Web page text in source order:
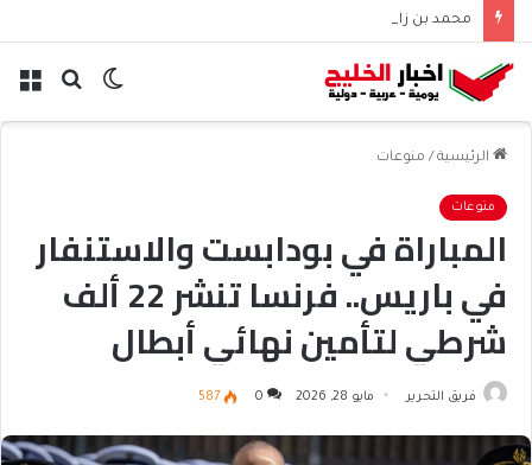
بحث الوضع
الرئيسية / منوعات
منوعات
المباراة في بودابست والاستنفار
في باريس.. فرنسا تنشر 22 ألف
شرطي لتأمين نهائي أبطال
أوروبا
فريق التحرير مايو 28, 2026 0
587